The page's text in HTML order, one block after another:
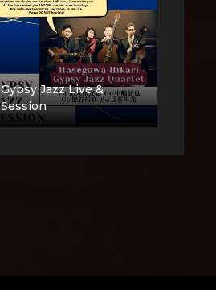
Gypsy Jazz Live &
Session